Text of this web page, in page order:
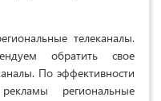
телеканалы.
обратить свое
По эффективности
региональные